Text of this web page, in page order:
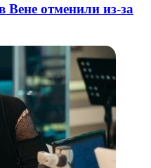
отменили из-за